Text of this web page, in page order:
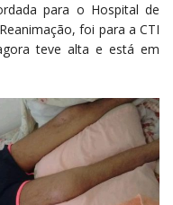
para o Hospital de
foi para a CTI
teve alta e está em